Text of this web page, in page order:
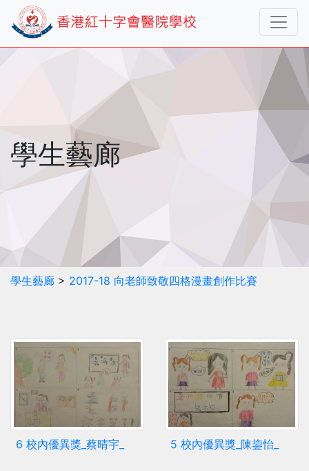
學生藝廊
學生藝廊 > 2017-18 向老師致敬四格漫畫創作比賽
6 校內優異獎_蔡晴宇_ 5 校內優異獎_陳鋆怡_